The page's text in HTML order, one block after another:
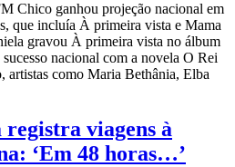
Chico ganhou projeção nacional em
que incluía À primeira vista e Mama
gravou À primeira vista no álbum
nacional com a novela O Rei
artistas como Maria Bethânia, Elba
viagens à
‘Em 48 horas…’